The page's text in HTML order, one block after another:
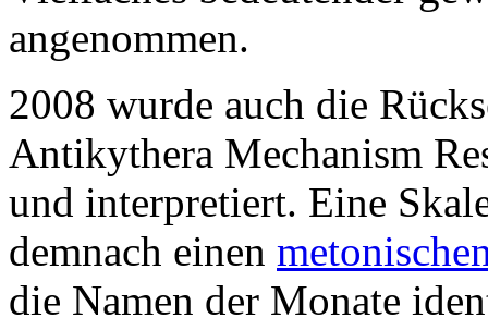
angenommen.
2008 wurde auch die
Antikythera Mechanism
und interpretiert. Eine
demnach einen
die Namen der Monate